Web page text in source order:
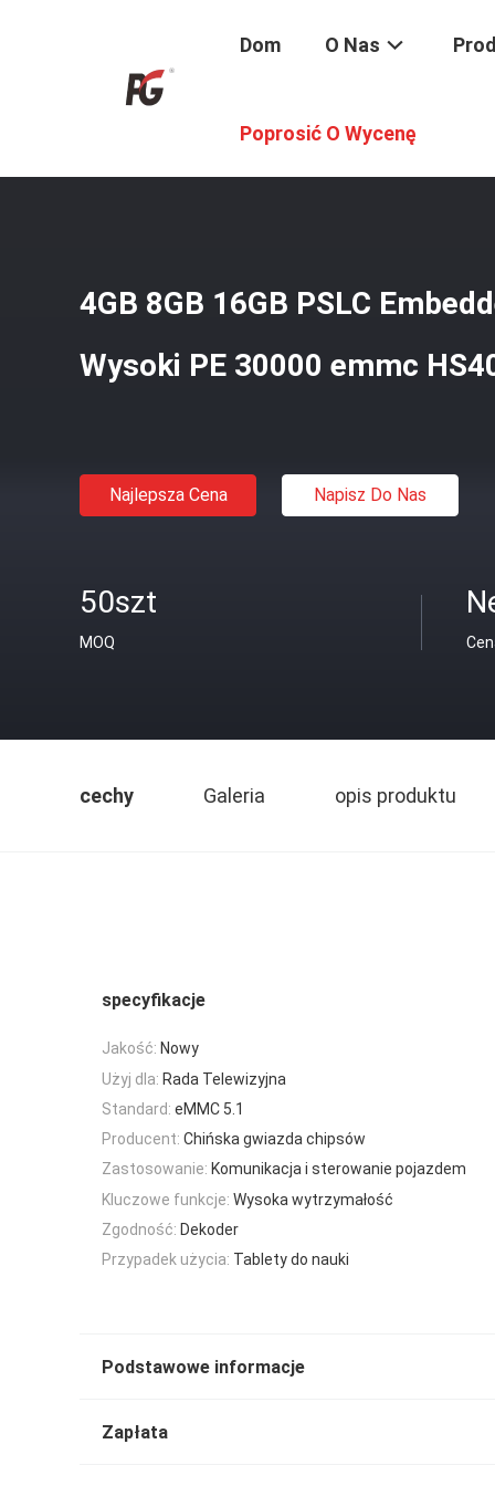
Dom O Nas
Poprosić O Wycenę
4GB 8GB 16GB PSLC
Wysoki PE 30000 emmc
Najlepsza Cena Napisz Do Nas
50szt
MOQ
cechy Galeria opis produktu
specyfikacje
Jakość: Nowy
Użyj dla: Rada Telewizyjna
Standard: eMMC 5.1
Producent: Chińska gwiazda chipsów
Zastosowanie: Komunikacja i sterowanie pojazdem
Kluczowe funkcje: Wysoka wytrzymałość
Zgodność: Dekoder
Przypadek użycia: Tablety do nauki
Podstawowe informacje
Zapłata